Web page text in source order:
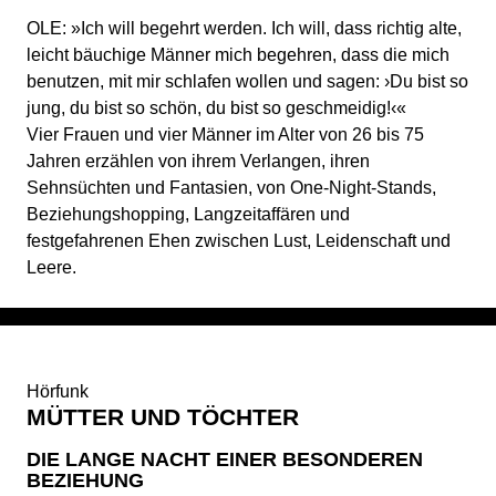
OLE: »Ich will begehrt werden. Ich will, dass richtig alte,
leicht bäuchige Männer mich begehren, dass die mich
benutzen, mit mir schlafen wollen und sagen: ›Du bist so
jung, du bist so schön, du bist so geschmeidig!‹«
Vier Frauen und vier Männer im Alter von 26 bis 75
Jahren erzählen von ihrem Verlangen, ihren
Sehnsüchten und Fantasien, von One-Night-Stands,
Beziehungshopping, Langzeitaffären und
festgefahrenen Ehen zwischen Lust, Leidenschaft und
Leere.
Hörfunk
MÜTTER UND TÖCHTER
DIE LANGE NACHT EINER BESONDEREN
BEZIEHUNG